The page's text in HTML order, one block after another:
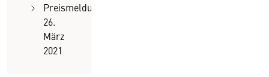
Preismeldung
26.
März
2021